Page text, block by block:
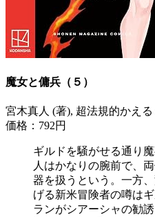
魔女と傭兵（５）
宮木真人 (著), 超法規的かえ
価格：792円
ギルドを騒がせる通り
人はかなりの腕前で、
器を扱うという。一方
げる新米冒険者の噂は
ランがシアーシャの勧